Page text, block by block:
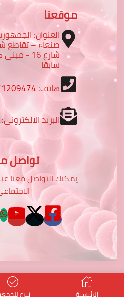
موقعنا
العنوان:
صنعاء – تقاطع
شارع 16 -
سابقا
هاتف:
البريد الالكتروني:
تواصل
يمكنك التواصل معنا
الرئيسية تبرع